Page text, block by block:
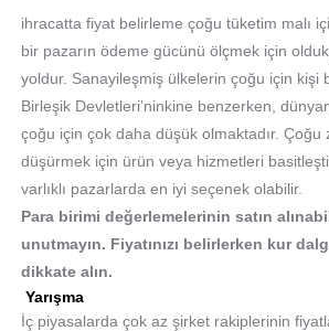
ihracatta fiyat belirleme çoğu tüketim malı
bir pazarın ödeme gücünü ölçmek için
yoldur. Sanayileşmiş ülkelerin çoğu için kişi
Birleşik Devletleri’ninkine benzerken,
çoğu için çok daha düşük olmaktadır. Çoğu
düşürmek için ürün veya hizmetleri
varlıklı pazarlarda en iyi seçenek olabilir.
Para birimi değerlemelerinin satın
unutmayın. Fiyatınızı belirlerken kur
dikkate alın.
Yarışma
İç piyasalarda çok az şirket rakiplerinin